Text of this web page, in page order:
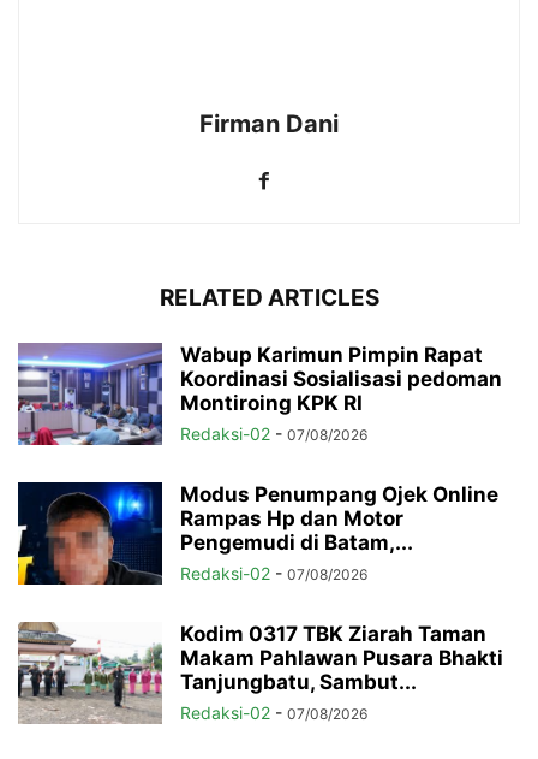
Firman Dani
RELATED ARTICLES
Wabup Karimun Pimpin Rapat
Koordinasi Sosialisasi pedoman
Montiroing KPK RI
Redaksi-02 - 07/08/2026
Modus Penumpang Ojek Online
Rampas Hp dan Motor
Pengemudi di Batam,...
Redaksi-02 - 07/08/2026
Kodim 0317 TBK Ziarah Taman
Makam Pahlawan Pusara Bhakti
Tanjungbatu, Sambut...
Redaksi-02 - 07/08/2026